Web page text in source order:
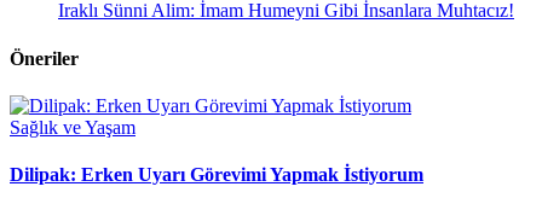
Iraklı Sünni Alim: İmam Humeyni Gibi İnsanlara Muhtacız!
Öneriler
Sağlık ve Yaşam
Dilipak: Erken Uyarı Görevimi Yapmak İstiyorum